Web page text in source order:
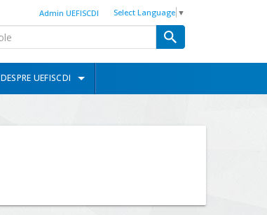
Select Language ▼
Admin UEFISCDI
DESPRE UEFISCDI